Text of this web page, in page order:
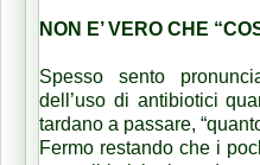
NON E’ VERO CHE
Spesso sento
dell’uso di antibiotici
tardano a passare,
Fermo restando che i